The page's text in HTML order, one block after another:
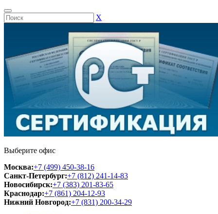
Х
Выберите офис
Москва:+7 (499) 450-38-16
Санкт-Петербург:+7 (812) 241-14-83
Новосибирск:+7 (383) 201-83-65
Краснодар:+7 (861) 204-12-93
Нижний Новгород:+7 (831) 200-34-29